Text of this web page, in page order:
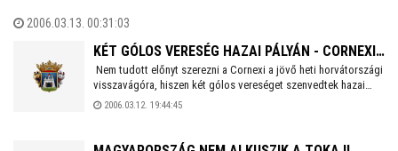
színvonalú munkásságának köszönhetően kapta az elismerést,
annak ellenére, hogy nem képzett újságíró, hiszen népművelőként
diplomázott az ELTE-n. A székesfehérvári média életében csak az
elmúlt tizenöt évben veszt rész aktívan. Munkája a legfontosabb a
számára, a család után, ezt biztosan állíthatom az elmúlt 21 év
2006.03.13. 00:31:03
KÉT GÓLOS VERESÉG HAZAI PÁLYÁN - CORNEXI-
ALCOA HSB HOLDING - PODRAVKA KOPRIVNICA
26-28
Nem tudott előnyt szerezni a Cornexi a jövő heti horvátországi
visszavágóra, hiszen két gólos vereséget szenvedtek hazai
pályán. Az első tíz percben álomszerű játékot mutatott a Siti
fehérvári társaság. Ekkor azonban érthetetlen módon el kezdett
2006.03.12. 19:44:45